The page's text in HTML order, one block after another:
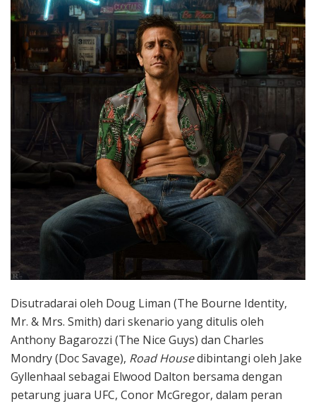
Disutradarai oleh Doug Liman (The Bourne Identity,
Mr. & Mrs. Smith) dari skenario yang ditulis oleh
Anthony Bagarozzi (The Nice Guys) dan Charles
Mondry (Doc Savage), Road Housedibintangi oleh Jake
Gyllenhaal sebagai Elwood Dalton bersama dengan
petarung juara UFC, Conor McGregor, dalam peran